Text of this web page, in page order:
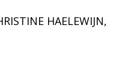
HAELEWIJN,